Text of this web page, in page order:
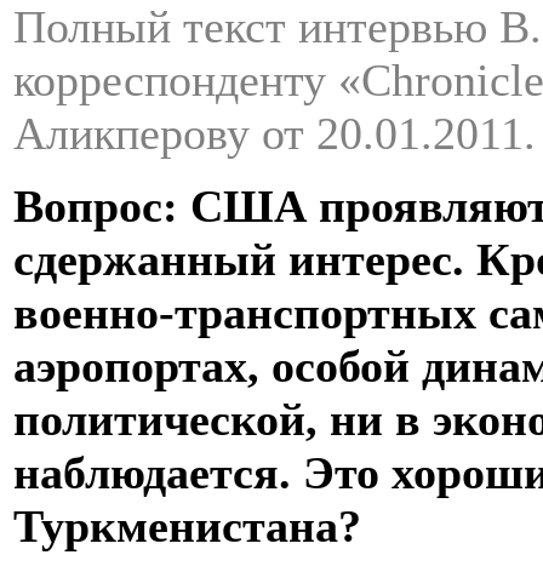
Полный текст интервью
корреспонденту
Аликперову от 20.01.2011.
Вопрос: США проявляют
сдержанный интерес.
военно-транспортных
аэропортах, особой
политической, ни в
наблюдается. Это
Туркменистана?